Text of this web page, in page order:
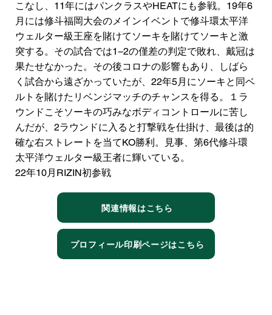
こなし、11年にはパンクラスやHEATにも参戦。19年6
月には修斗福岡大会のメインイベントで修斗環太平洋
ウェルター級王座を賭けてソーキを賭けてソーキと激
突する。その試合では1−2の僅差の判定で敗れ、戴冠は
果たせなかった。その後コロナの影響もあり、しばら
く試合から遠ざかっていたが、22年5月にソーキと同ベ
ルトを賭けたリベンジマッチのチャンスを得る。１ラ
ウンドこそソーキの巧みなボディコントロールに苦し
んだが、2ラウンドに入ると打撃戦を仕掛け、最後は的
確な右ストレートを当てKO勝利。見事、第6代修斗環
太平洋ウェルター級王者に輝いている。
22年10月RIZIN初参戦
関連情報はこちら
プロフィール印刷ページはこちら